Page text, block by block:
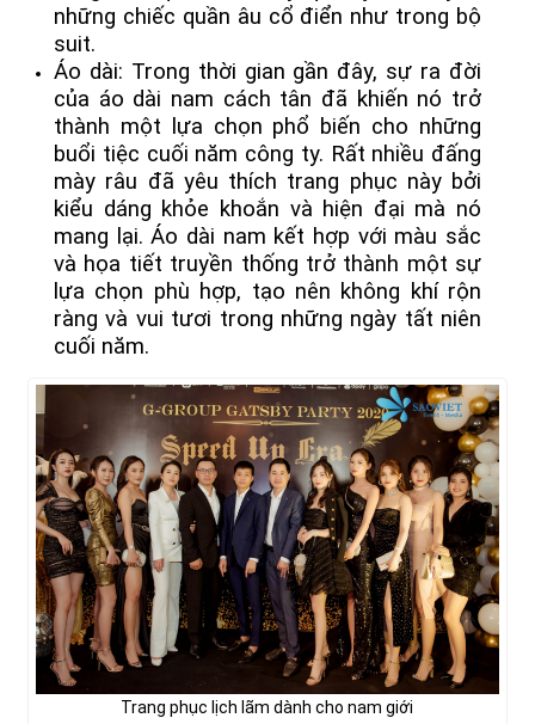
những chiếc quần âu cổ điển như trong bộ
suit.
Áo dài: Trong thời gian gần đây, sự ra đời
của áo dài nam cách tân đã khiến nó trở
thành một lựa chọn phổ biến cho những
buổi tiệc cuối năm công ty. Rất nhiều đấng
mày râu đã yêu thích trang phục này bởi
kiểu dáng khỏe khoắn và hiện đại mà nó
mang lại. Áo dài nam kết hợp với màu sắc
và họa tiết truyền thống trở thành một sự
lựa chọn phù hợp, tạo nên không khí rộn
ràng và vui tươi trong những ngày tất niên
cuối năm.
Trang phục lịch lãm dành cho nam giới